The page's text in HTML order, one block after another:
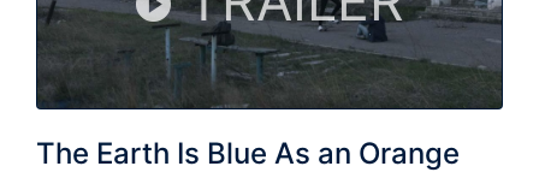
The Earth Is Blue As an Orange